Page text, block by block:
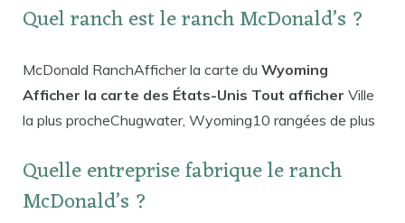
Quel ranch est le ranch McDonald’s ?
McDonald RanchAfficher la carte du Wyoming
Afficher la carte des États-Unis Tout afficher Ville
la plus procheChugwater, Wyoming10 rangées de plus
Quelle entreprise fabrique le ranch
McDonald’s ?